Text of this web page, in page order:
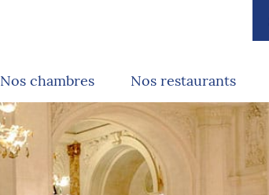
Nos chambres Nos restaurants